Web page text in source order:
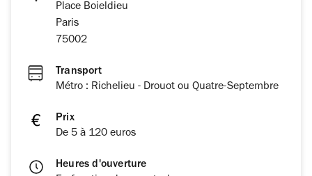
Place Boieldieu
Paris
75002
Transport
Métro : Richelieu - Drouot ou Quatre-Septembre
Prix
De 5 à 120 euros
Heures d'ouverture